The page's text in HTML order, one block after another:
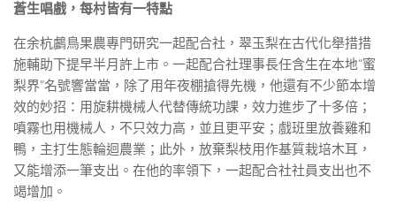
蒼生唱戲，每村皆有一特點
在余杭鸕鳥果農專門研究一起配合社，翠玉梨在古代化舉措措
施輔助下提早半月許上市。一起配合社理事長任含生在本地“蜜
梨界”名號響當當，除了用年夜棚搶得先機，他還有不少節本增
效的妙招：用旋耕機械人代替傳統功課，效力進步了十多倍；
噴霧也用機械人，不只效力高，並且更平安；戲班里放養雞和
鴨，主打生態輪迴農業；此外，放棄梨枝用作基質栽培木耳，
又能增添一筆支出。在他的率領下，一起配合社社員支出也不
竭增加。